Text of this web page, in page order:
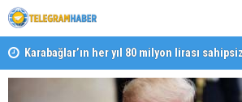
Karabağlar’ın her yıl 80 milyon lirası sahipsiz
Başkan Eşki’den Çamdibi’nde esnaf turu